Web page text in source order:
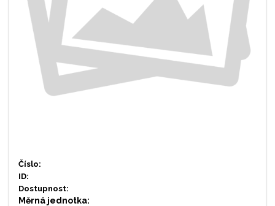
Číslo:
ID:
Dostupnost:
Měrná jednotka: